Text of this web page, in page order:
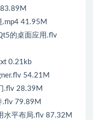
.mp4 41.95M
的桌面应用.flv
0.21kb
54.21M
.flv 28.39M
.flv 79.89M
水平布局.flv 87.32M